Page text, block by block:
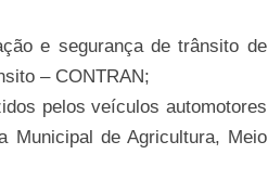
e segurança de trânsito de
– CONTRAN;
pelos veículos automotores
Municipal de Agricultura, Meio